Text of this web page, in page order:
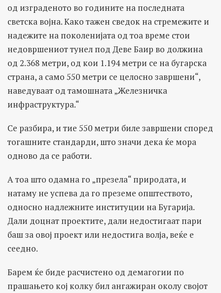
од изграденото во годините на последната
светска војна. Како тажен сведок на стремежите и
надежите на поколенијата од тоа време стои
недовршениот тунел под Деве Баир во должина
од 2.368 метри, од кои 1.194 метри се на бугарска
страна, а само 550 метри се целосно завршени“,
наведуваат од тамошната „Железничка
инфраструктура.“
Се разбира, и тие 550 метри биле завршени според
тогашните стандарди, што значи дека ќе мора
одново да се работи.
А тоа што одамна го „презела“ природата, и
натаму не успева да го преземе општеството,
односно надлежните институции на Бугарија.
Дали доцнат проектите, дали недостигаат пари
баш за овој проект или недостига волја, веќе е
сеедно.
Барем ќе биде расчистено од демагогии по
прашањето кој колку бил ангажиран околу својот